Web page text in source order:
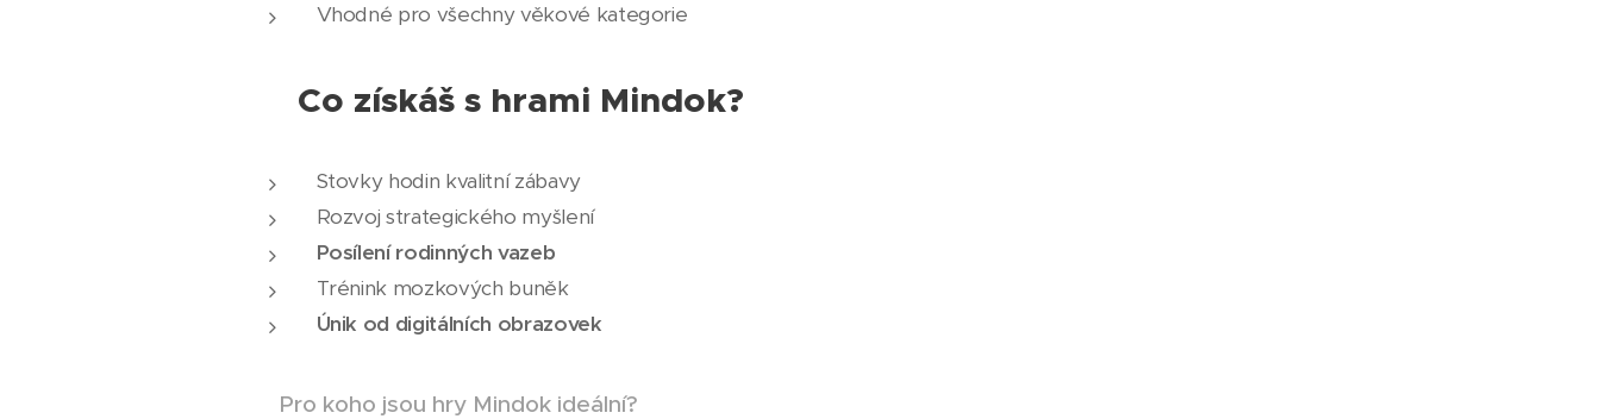
Vhodné pro všechny věkové kategorie
💡 Co získáš s hrami Mindok?
Stovky hodin kvalitní zábavy
Rozvoj strategického myšlení
Posílení rodinných vazeb
Trénink mozkových buněk
Únik od digitálních obrazovek
👨‍👩‍👧‍👦 Pro koho jsou hry Mindok ideální?